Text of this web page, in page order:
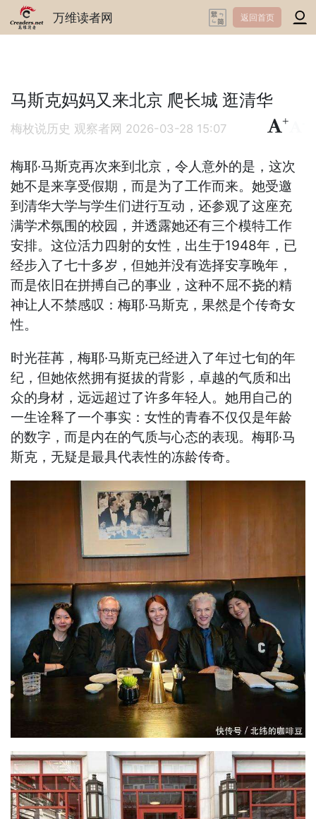
万维读者网 返回首页
马斯克妈妈又来北京 爬长城 逛清华
梅枚说历史 观察者网 2026-03-28 15:07
+
梅耶·马斯克再次来到北京，令人意外的是，这次
她不是来享受假期，而是为了工作而来。她受邀
到清华大学与学生们进行互动，还参观了这座充
满学术氛围的校园，并透露她还有三个模特工作
安排。这位活力四射的女性，出生于1948年，已
经步入了七十多岁，但她并没有选择安享晚年，
而是依旧在拼搏自己的事业，这种不屈不挠的精
神让人不禁感叹：梅耶·马斯克，果然是个传奇女
性。
时光荏苒，梅耶·马斯克已经进入了年过七旬的年
纪，但她依然拥有挺拔的背影，卓越的气质和出
众的身材，远远超过了许多年轻人。她用自己的
一生诠释了一个事实：女性的青春不仅仅是年龄
的数字，而是内在的气质与心态的表现。梅耶·马
斯克，无疑是最具代表性的冻龄传奇。